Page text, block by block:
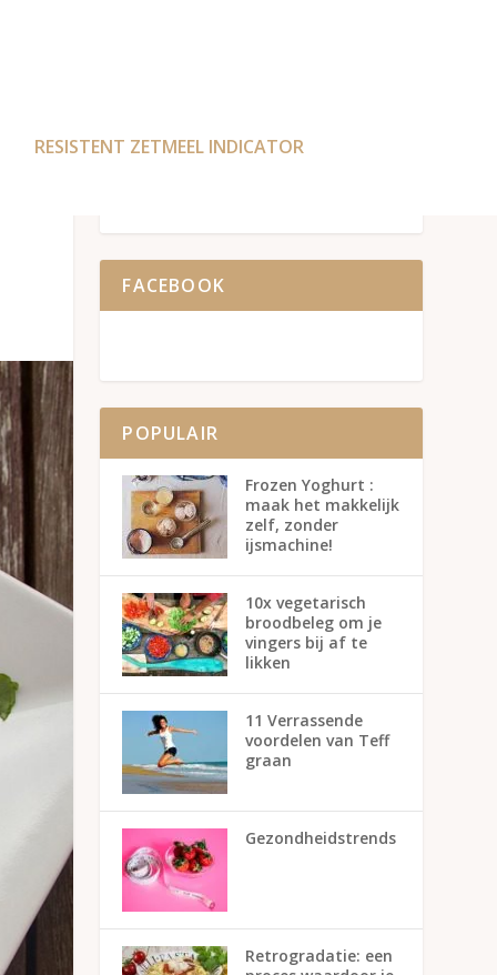
RESISTENT ZETMEEL INDICATOR
FACEBOOK
POPULAIR
Frozen Yoghurt :
maak het makkelijk
zelf, zonder
ijsmachine!
10x vegetarisch
broodbeleg om je
vingers bij af te
likken
11 Verrassende
voordelen van Teff
graan
Gezondheidstrends
Retrogradatie: een